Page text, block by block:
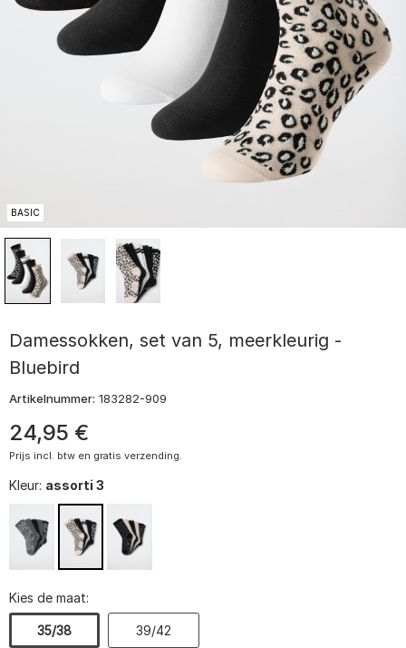
BASIC
Damessokken, set van 5, meerkleurig -
Bluebird
Artikelnummer: 183282-909
24,95 €
Prijs incl. btw en gratis verzending.
Kleur: assorti 3
Kies de maat:
35/38 39/42